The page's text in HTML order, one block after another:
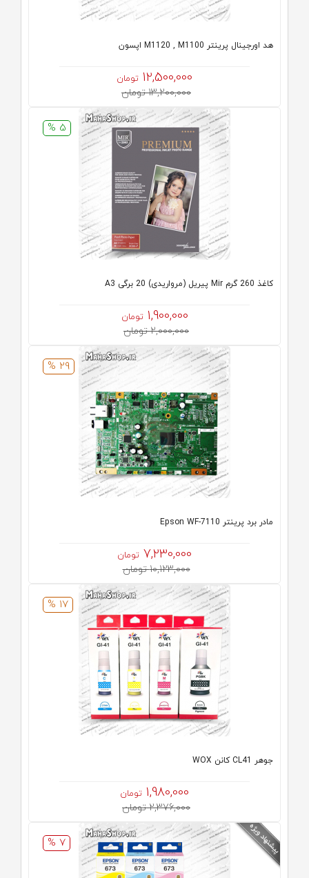
هد اورجینال پرینتر M1120 , M1100 اپسون
12,500,000 تومان
13,200,000 تومان
5 %
کاغذ 260 گرم Mir پیریل (مرواریدی) 20 برگی A3
1,900,000 تومان
2,000,000 تومان
29 %
مادر برد پرینتر Epson WF-7110
7,230,000 تومان
10,123,000 تومان
17 %
جوهر CL41 کانن WOX
1,980,000 تومان
2,376,000 تومان
7 %